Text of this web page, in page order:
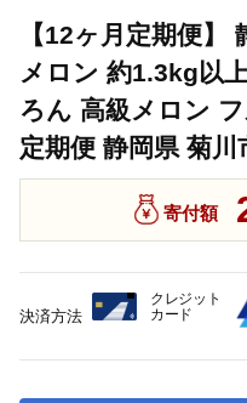
【12ヶ月定期便】
メロン 約1.3kg以
ろん 高級メロン
定期便 静岡県 菊川
寄付額
決済方法
クレジット
カード